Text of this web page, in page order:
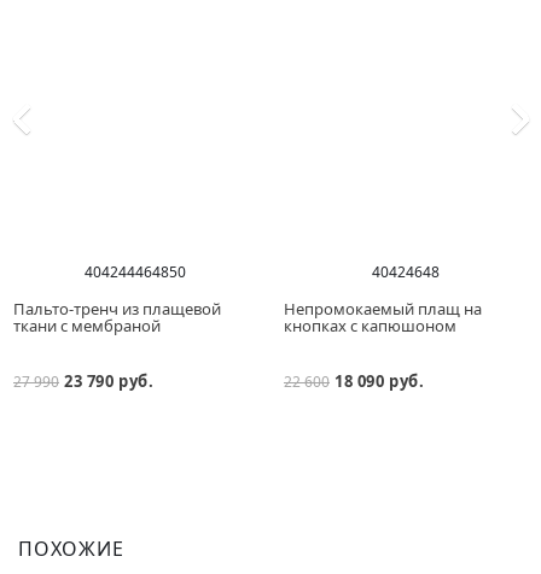
404244464850
Пальто-тренч из плащевой
ткани с мембраной
27 990 23 790 руб.
40424648
Непромокаемый плащ на
кнопках с капюшоном
22 600 18 090 руб.
ПОХОЖИЕ